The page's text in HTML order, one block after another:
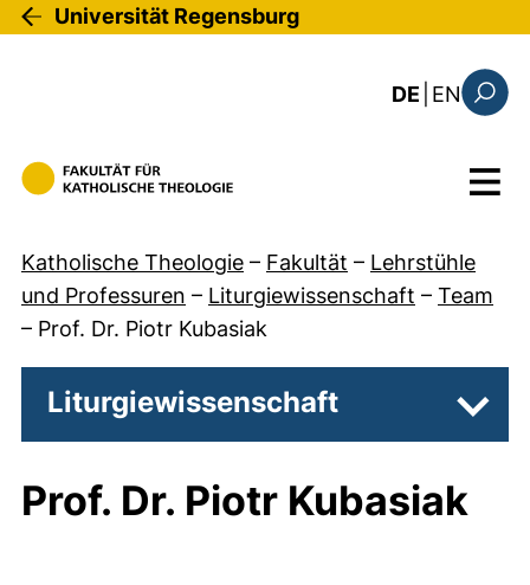
Direkt zum Inhalt
Universität Regensburg
DE EN: this
Menü
Katholische Theologie – Fakultät – Lehrstühle
und Professuren – Liturgiewissenschaft – Team
– Prof. Dr. Piotr Kubasiak
Liturgiewissenschaft
Prof. Dr. Piotr Kubasiak